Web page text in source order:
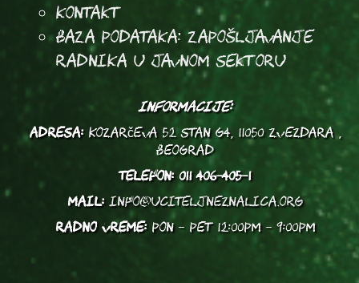
Kontakt
Baza podataka: Zapošljavanje
radnika u javnom sektoru
INFORMACIJE:
ADRESA:Kozarčeva 52 stan G4, 11050 Zvezdara ,
Beograd
TELEFON: 011 406-405-1
MAIL: info@uciteljneznalica.org
RADNO VREME:PON - PET 12:00PM - 9:00PM